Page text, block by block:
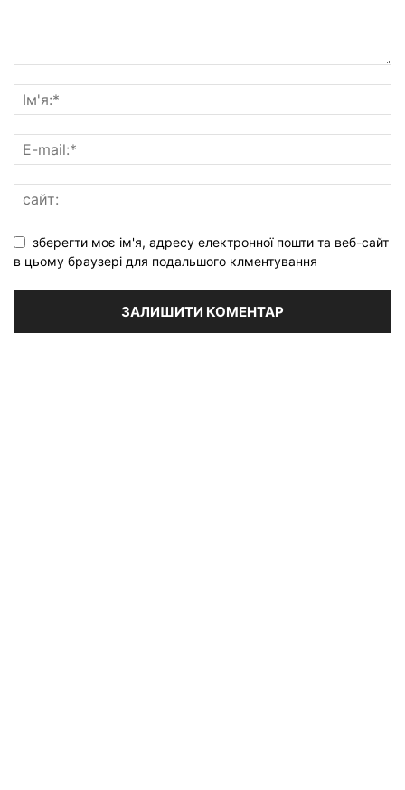
зберегти моє ім'я, адресу електронної пошти та веб-сайт
в цьому браузері для подальшого клментування